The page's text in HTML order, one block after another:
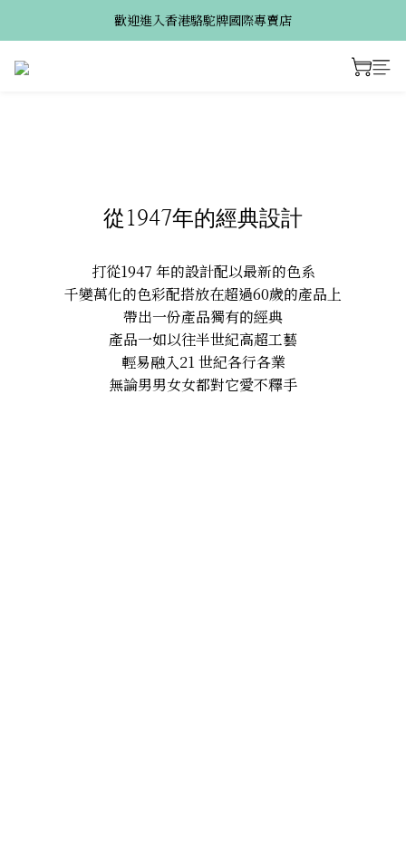
歡迎進入香港駱駝牌國際專賣店
從1947年的經典設計
打從1947 年的設計配以最新的色系
千變萬化的色彩配搭放在超過60歲的產品上
帶出一份產品獨有的經典
產品一如以往半世紀高超工藝
輕易融入21 世紀各行各業
無論男男女女都對它愛不釋手